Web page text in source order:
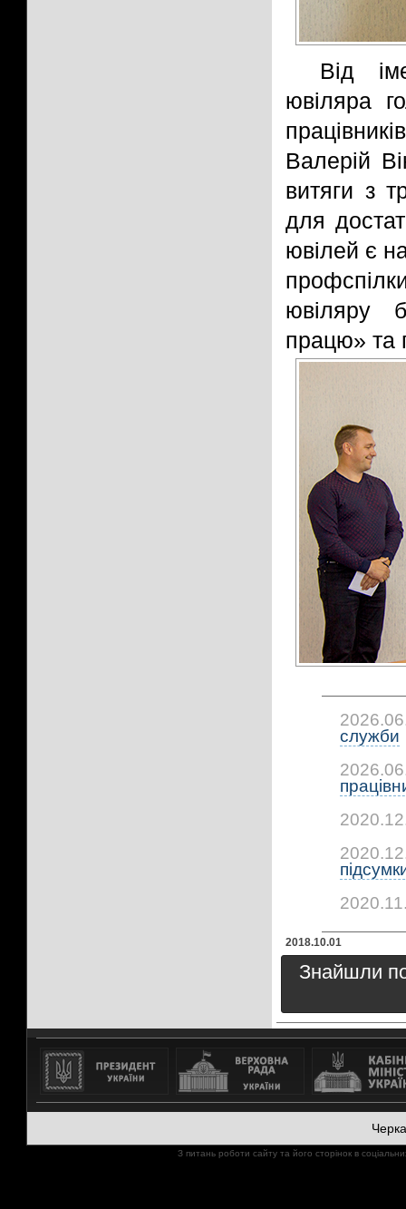
Від
ювіляра
Валерій
витяги з
для
ювілей є
ювіляру
працю» та
служби
2018.10.01
Знайшли
З питань роботи сайту та його сторінок в